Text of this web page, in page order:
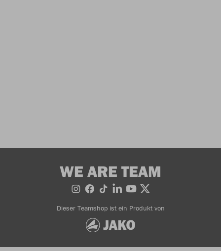
WE ARE TEAM
Dieser Teamshop ist ein Produkt von